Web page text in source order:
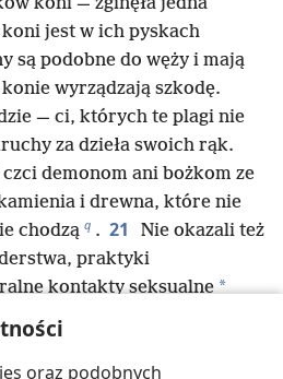
oraz podobnych
jest w ich pyskach
są podobne do węży i mają
wyrządzają szkodę.
— ci, których te plagi nie
za dzieła swoich rąk.
demonom ani bożkom ze
i drewna, które nie
chodzą q . 21
Nie okazali też
praktyki
kontakty seksualne *